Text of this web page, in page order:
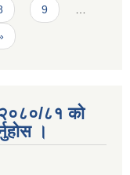
9 …
२०८०/८१ को
।